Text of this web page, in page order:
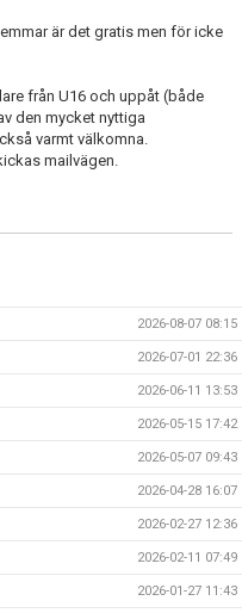
är det gratis men för icke
från U16 och uppåt (både
den mycket nyttiga
varmt välkomna.
mailvägen.
2026-08-07 08:15
2026-07-01 22:36
2026-06-11 13:53
2026-05-15 17:42
2026-05-07 09:43
2026-04-28 16:07
2026-02-27 12:36
2026-02-11 07:49
2026-01-27 11:43